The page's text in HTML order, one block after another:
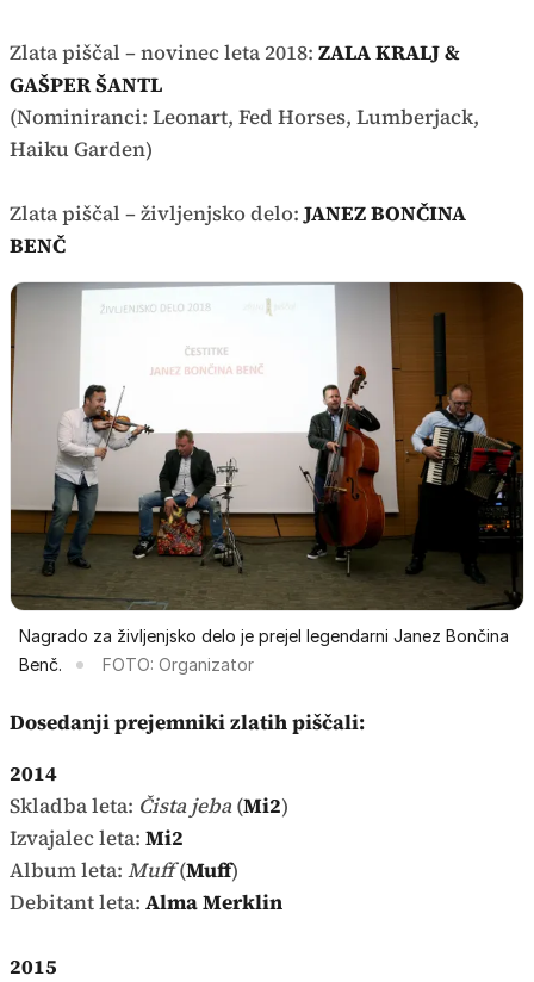
Zlata piščal – novinec leta 2018: ZALA KRALJ &
GAŠPER ŠANTL
(Nominiranci: Leonart, Fed Horses, Lumberjack,
Haiku Garden)
Zlata piščal – življenjsko delo:JANEZ BONČINA
BENČ
Nagrado za življenjsko delo je prejel legendarni Janez Bončina
Benč.
FOTO: Organizator
Dosedanji prejemniki zlatih piščali:
2014
Skladba leta: Čista jeba(Mi2)
Izvajalec leta: Mi2
Album leta: Muff(Muff)
Debitant leta: Alma Merklin
2015